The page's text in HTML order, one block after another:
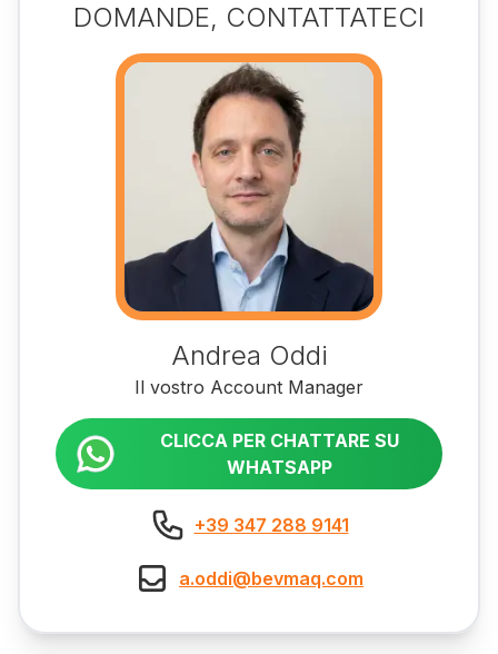
DOMANDE, CONTATTATECI
Andrea Oddi
Il vostro Account Manager
CLICCA PER CHATTARE SU
WHATSAPP
+39 347 288 9141
a.oddi@bevmaq.com